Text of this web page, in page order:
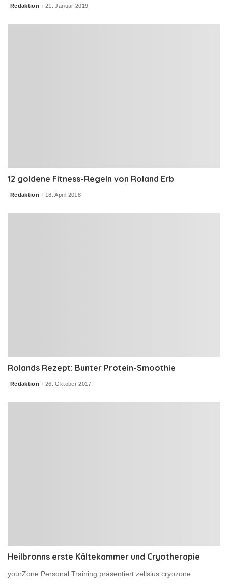
Posted
Redaktion 21. Januar 2019
12 goldene Fitness-Regeln von Roland Erb
Posted
Redaktion 18. April 2018
Rolands Rezept: Bunter Protein-Smoothie
Posted
Redaktion 26. Oktober 2017
Heilbronns erste Kältekammer und Cryotherapie
yourZone Personal Training präsentiert zellsius cryozone